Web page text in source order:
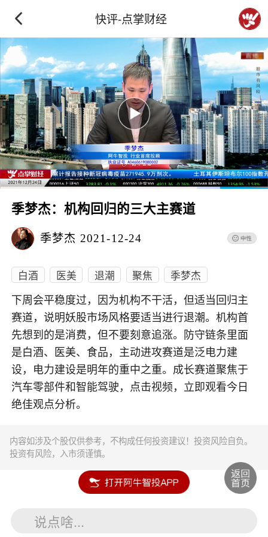
快评-点掌财经
季梦杰：机构回归的三大主赛道
季梦杰 2021-12-24
白酒 医美 退潮 聚焦 季梦杰
下周会平稳度过，因为机构不干活，但适当回归主
赛道，说明妖股市场风格要适当进行退潮。机构首
先想到的是消费，但不要刻意追涨。防守链条里面
是白酒、医美、食品，主动进攻赛道是泛电力建
设，电力建设是明年的重中之重。成长赛道聚焦于
汽车零部件和智能驾驶，点击视频，立即观看今日
绝佳观点分析。
内容如涉及个股仅供参考，不构成任何投资建议！投资风险自负。
投资有风险，入市须谨慎。
说点啥...